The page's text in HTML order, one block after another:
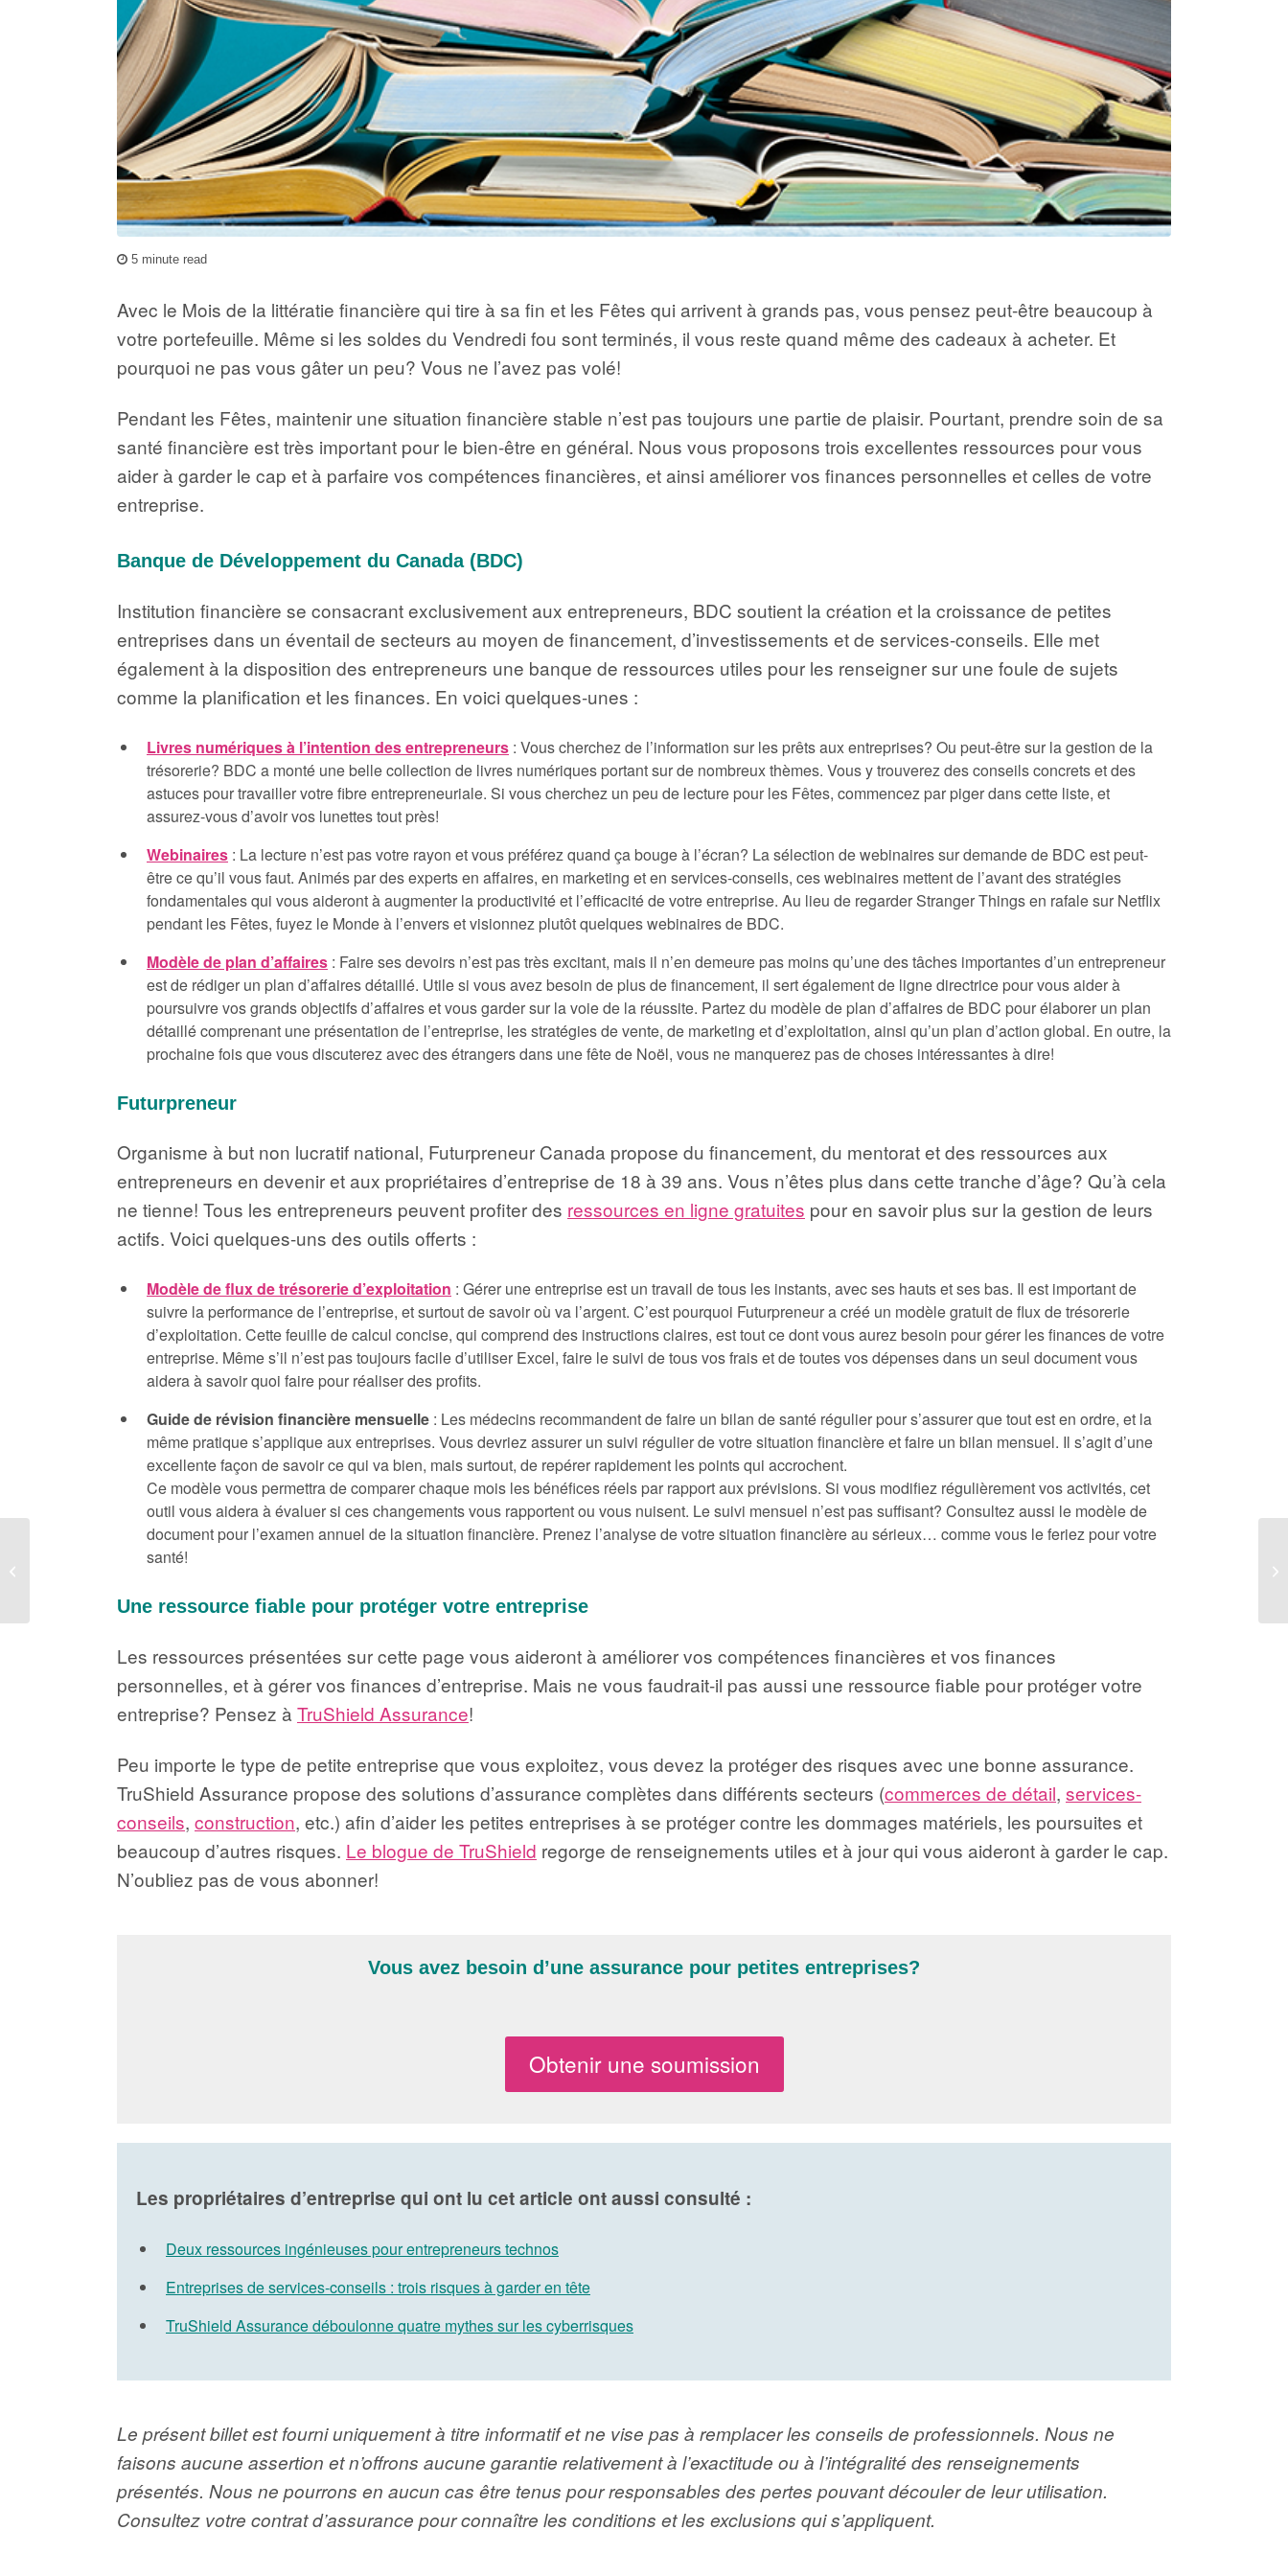
5 minute read
Avec le Mois de la littératie financière qui tire à sa fin et les Fêtes qui arrivent à grands pas, vous pensez peut-être beaucoup à
votre portefeuille. Même si les soldes du Vendredi fou sont terminés, il vous reste quand même des cadeaux à acheter. Et
pourquoi ne pas vous gâter un peu? Vous ne l’avez pas volé!
Pendant les Fêtes, maintenir une situation financière stable n’est pas toujours une partie de plaisir. Pourtant, prendre soin de sa
santé financière est très important pour le bien-être en général. Nous vous proposons trois excellentes ressources pour vous
aider à garder le cap et à parfaire vos compétences financières, et ainsi améliorer vos finances personnelles et celles de votre
entreprise.
Banque de Développement du Canada (BDC)
Institution financière se consacrant exclusivement aux entrepreneurs, BDC soutient la création et la croissance de petites
entreprises dans un éventail de secteurs au moyen de financement, d’investissements et de services-conseils. Elle met
également à la disposition des entrepreneurs une banque de ressources utiles pour les renseigner sur une foule de sujets
comme la planification et les finances. En voici quelques-unes :
Livres numériques à l’intention des entrepreneurs : Vous cherchez de l’information sur les prêts aux entreprises? Ou peut-être sur la gestion de la
trésorerie? BDC a monté une belle collection de livres numériques portant sur de nombreux thèmes. Vous y trouverez des conseils concrets et des
astuces pour travailler votre fibre entrepreneuriale. Si vous cherchez un peu de lecture pour les Fêtes, commencez par piger dans cette liste, et
assurez-vous d’avoir vos lunettes tout près!
Webinaires : La lecture n’est pas votre rayon et vous préférez quand ça bouge à l’écran? La sélection de webinaires sur demande de BDC est peut-
être ce qu’il vous faut. Animés par des experts en affaires, en marketing et en services-conseils, ces webinaires mettent de l’avant des stratégies
fondamentales qui vous aideront à augmenter la productivité et l’efficacité de votre entreprise. Au lieu de regarder Stranger Things en rafale sur Netflix
pendant les Fêtes, fuyez le Monde à l’envers et visionnez plutôt quelques webinaires de BDC.
Modèle de plan d’affaires : Faire ses devoirs n’est pas très excitant, mais il n’en demeure pas moins qu’une des tâches importantes d’un entrepreneur
est de rédiger un plan d’affaires détaillé. Utile si vous avez besoin de plus de financement, il sert également de ligne directrice pour vous aider à
poursuivre vos grands objectifs d’affaires et vous garder sur la voie de la réussite. Partez du modèle de plan d’affaires de BDC pour élaborer un plan
détaillé comprenant une présentation de l’entreprise, les stratégies de vente, de marketing et d’exploitation, ainsi qu’un plan d’action global. En outre, la
prochaine fois que vous discuterez avec des étrangers dans une fête de Noël, vous ne manquerez pas de choses intéressantes à dire!
Futurpreneur
Organisme à but non lucratif national, Futurpreneur Canada propose du financement, du mentorat et des ressources aux
entrepreneurs en devenir et aux propriétaires d’entreprise de 18 à 39 ans. Vous n’êtes plus dans cette tranche d’âge? Qu’à cela
ne tienne! Tous les entrepreneurs peuvent profiter des ressources en ligne gratuites pour en savoir plus sur la gestion de leurs
actifs. Voici quelques-uns des outils offerts :
Modèle de flux de trésorerie d’exploitation : Gérer une entreprise est un travail de tous les instants, avec ses hauts et ses bas. Il est important de
suivre la performance de l’entreprise, et surtout de savoir où va l’argent. C’est pourquoi Futurpreneur a créé un modèle gratuit de flux de trésorerie
d’exploitation. Cette feuille de calcul concise, qui comprend des instructions claires, est tout ce dont vous aurez besoin pour gérer les finances de votre
entreprise. Même s’il n’est pas toujours facile d’utiliser Excel, faire le suivi de tous vos frais et de toutes vos dépenses dans un seul document vous
aidera à savoir quoi faire pour réaliser des profits.
Guide de révision financière mensuelle : Les médecins recommandent de faire un bilan de santé régulier pour s’assurer que tout est en ordre, et la
même pratique s’applique aux entreprises. Vous devriez assurer un suivi régulier de votre situation financière et faire un bilan mensuel. Il s’agit d’une
excellente façon de savoir ce qui va bien, mais surtout, de repérer rapidement les points qui accrochent.
Ce modèle vous permettra de comparer chaque mois les bénéfices réels par rapport aux prévisions. Si vous modifiez régulièrement vos activités, cet
outil vous aidera à évaluer si ces changements vous rapportent ou vous nuisent. Le suivi mensuel n’est pas suffisant? Consultez aussi le modèle de
document pour l’examen annuel de la situation financière. Prenez l’analyse de votre situation financière au sérieux… comme vous le feriez pour votre
santé!
Une ressource fiable pour protéger votre entreprise
Les ressources présentées sur cette page vous aideront à améliorer vos compétences financières et vos finances
personnelles, et à gérer vos finances d’entreprise. Mais ne vous faudrait-il pas aussi une ressource fiable pour protéger votre
entreprise? Pensez à TruShield Assurance!
Peu importe le type de petite entreprise que vous exploitez, vous devez la protéger des risques avec une bonne assurance.
TruShield Assurance propose des solutions d’assurance complètes dans différents secteurs (commerces de détail, services-
conseils, construction, etc.) afin d’aider les petites entreprises à se protéger contre les dommages matériels, les poursuites et
beaucoup d’autres risques. Le blogue de TruShield regorge de renseignements utiles et à jour qui vous aideront à garder le cap.
N’oubliez pas de vous abonner!
Vous avez besoin d’une assurance pour petites entreprises?
Obtenir une soumission
Les propriétaires d’entreprise qui ont lu cet article ont aussi consulté :
Deux ressources ingénieuses pour entrepreneurs technos
Entreprises de services-conseils : trois risques à garder en tête
TruShield Assurance déboulonne quatre mythes sur les cyberrisques
Le présent billet est fourni uniquement à titre informatif et ne vise pas à remplacer les conseils de professionnels. Nous ne
faisons aucune assertion et n’offrons aucune garantie relativement à l’exactitude ou à l’intégralité des renseignements
présentés. Nous ne pourrons en aucun cas être tenus pour responsables des pertes pouvant découler de leur utilisation.
Consultez votre contrat d’assurance pour connaître les conditions et les exclusions qui s’appliquent.